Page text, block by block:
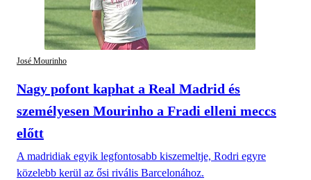
José Mourinho
Nagy pofont kaphat a Real Madrid és
személyesen Mourinho a Fradi elleni meccs
előtt
A madridiak egyik legfontosabb kiszemeltje, Rodri egyre
közelebb kerül az ősi rivális Barcelonához.